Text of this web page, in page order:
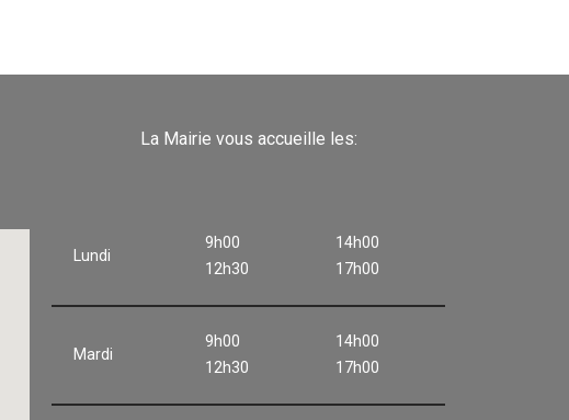
La Mairie vous accueille les:
Lundi
9h00
12h30
14h00
17h00
Mardi
9h00
12h30
14h00
17h00